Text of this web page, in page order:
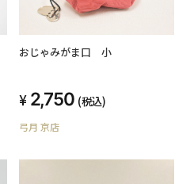
おじゃみがま口 小
2,750 (税込)
弓月 京店